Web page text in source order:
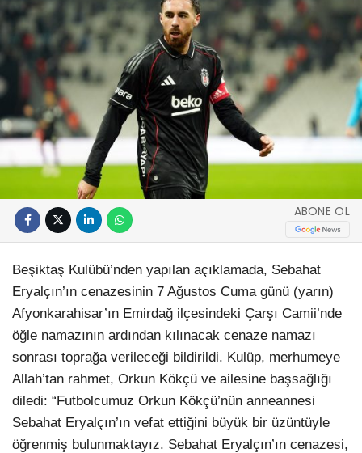
ABONE OL
Beşiktaş Kulübü’nden yapılan açıklamada, Sebahat
Eryalçın’ın cenazesinin 7 Ağustos Cuma günü (yarın)
Afyonkarahisar’ın Emirdağ ilçesindeki Çarşı Camii’nde
öğle namazının ardından kılınacak cenaze namazı
sonrası toprağa verileceği bildirildi. Kulüp, merhumeye
Allah’tan rahmet, Orkun Kökçü ve ailesine başsağlığı
diledi: “Futbolcumuz Orkun Kökçü’nün anneannesi
Sebahat Eryalçın’ın vefat ettiğini büyük bir üzüntüyle
öğrenmiş bulunmaktayız. Sebahat Eryalçın’ın cenazesi,